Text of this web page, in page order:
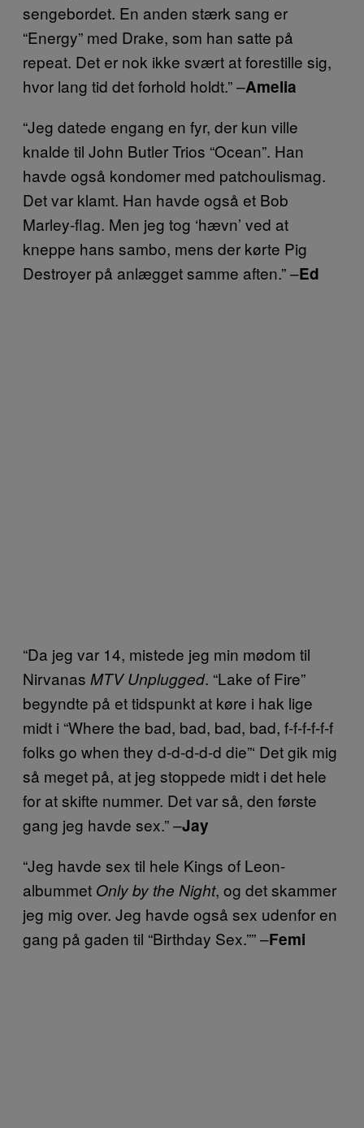
sengebordet. En anden stærk sang er
“Energy” med Drake, som han satte på
repeat. Det er nok ikke svært at forestille sig,
hvor lang tid det forhold holdt.” –Amelia
“Jeg datede engang en fyr, der kun ville
knalde til John Butler Trios “Ocean”. Han
havde også kondomer med patchoulismag.
Det var klamt. Han havde også et Bob
Marley-flag. Men jeg tog ‘hævn’ ved at
kneppe hans sambo, mens der kørte Pig
Destroyer på anlægget samme aften.” –Ed
“Da jeg var 14, mistede jeg min mødom til
Nirvanas MTV Unplugged. “Lake of Fire”
begyndte på et tidspunkt at køre i hak lige
midt i “Where the bad, bad, bad, bad, f-f-f-f-f-f
folks go when they d-d-d-d-d die”‘ Det gik mig
så meget på, at jeg stoppede midt i det hele
for at skifte nummer. Det var så, den første
gang jeg havde sex.” –Jay
“Jeg havde sex til hele Kings of Leon-
albummet Only by the Night, og det skammer
jeg mig over. Jeg havde også sex udenfor en
gang på gaden til “Birthday Sex.”” –Femi